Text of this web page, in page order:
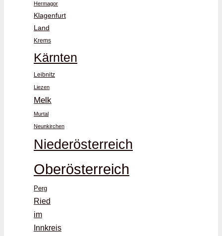
Hermagor
Klagenfurt
Land
Krems
Kärnten
Leibnitz
Liezen
Melk
Murtal
Neunkirchen
Niederösterreich
Oberösterreich
Perg
Ried
im
Innkreis